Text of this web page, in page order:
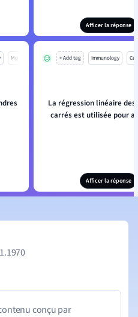
Afficer la réponse
Mo + Add tag Immunology
La régression linéaire des
carrés est utilisée pour
Afficer la réponse
conçu par